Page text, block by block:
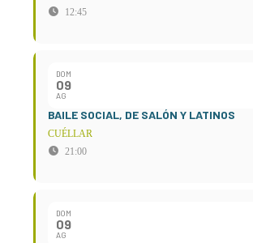
12:45
DOM
09
AG
BAILE SOCIAL, DE SALÓN Y LATINOS
CUÉLLAR
21:00
DOM
09
AG